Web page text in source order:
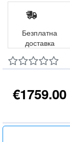
€1759.00
Безплатна
доставка